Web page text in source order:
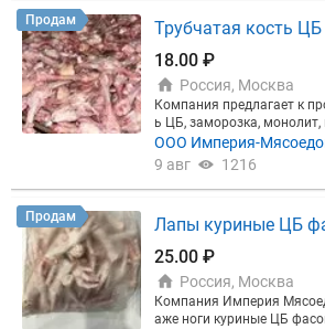
Продам
Трубчатая кость ЦБ
18.00 ₽
Россия, Москва
Компания предлагает к
ь ЦБ, заморозка, монолит,
нал. Минимальный объём
мовывоз со склада в
ООО Империя-
9 авг
1216
Продам
Лапы куриные ЦБ
25.00 ₽
Россия, Москва
Компания Империя
аже ноги куриные ЦБ